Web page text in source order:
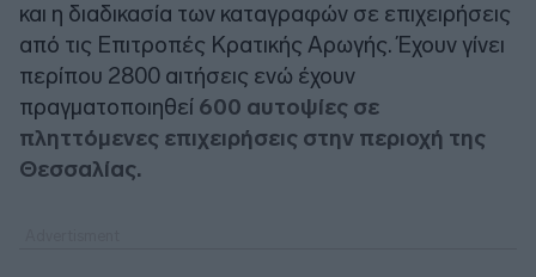
και η διαδικασία των καταγραφών σε επιχειρήσεις
από τις Επιτροπές Κρατικής Αρωγής. Έχουν γίνει
περίπου 2800 αιτήσεις ενώ έχουν
πραγματοποιηθεί 600 αυτοψίες σε
πληττόμενες επιχειρήσεις στην περιοχή της
Θεσσαλίας.